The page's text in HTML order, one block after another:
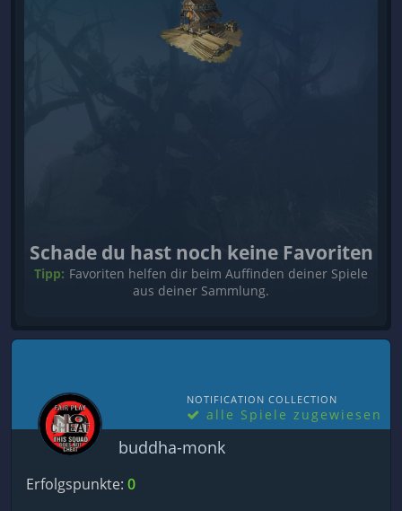
Schade du hast noch keine Favoriten
Tipp: Favoriten helfen dir beim Auffinden deiner Spiele
aus deiner Sammlung.
NOTIFICATION COLLECTION
alle Spiele zugewiesen
buddha-monk
Erfolgspunkte: 0